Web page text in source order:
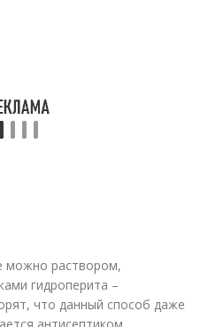
можно раствором,
гидроперита –
что данный способ даже